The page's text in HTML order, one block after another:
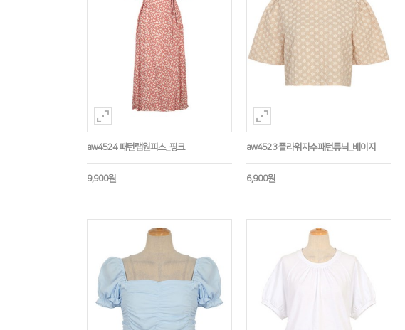
aw4524 패턴랩원피스_핑크
9,900원
aw4523 플라워자수패턴튜닉_베이지
6,900원